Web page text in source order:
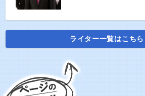
ライター一覧はこちら